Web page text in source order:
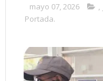
mayo 07, 2026 ,
Portada.